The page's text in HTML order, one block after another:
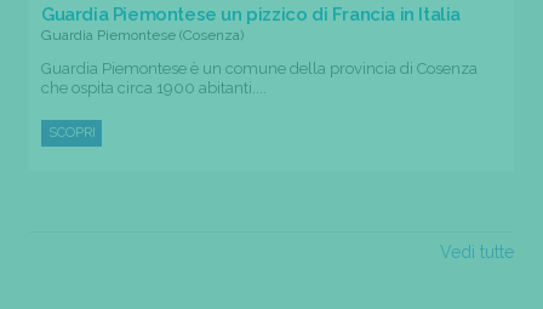
Guardia Piemontese un pizzico di Francia in Italia
Guardia Piemontese (Cosenza)
Guardia Piemontese è un comune della provincia di Cosenza
che ospita circa 1900 abitanti....
SCOPRI
Vedi tutte